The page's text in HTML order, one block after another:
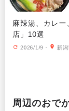
麻辣湯、カレ
店」10選
2026/1/9 ・ 新
周辺のおで